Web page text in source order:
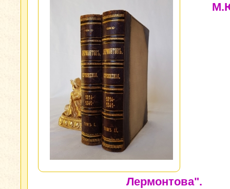
Лермонтова".